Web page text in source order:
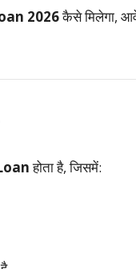
2026कैसे मिलेगा,
होता है, जिसमें: